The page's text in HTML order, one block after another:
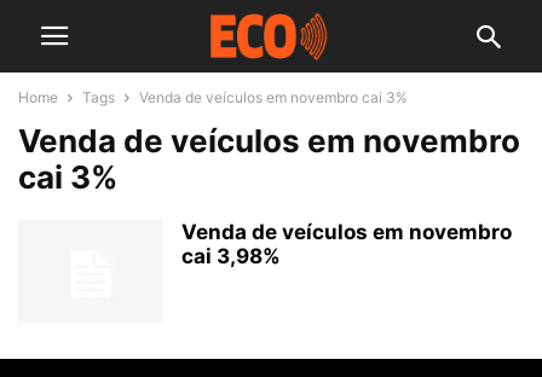
Home Tags Venda de veículos em novembro cai 3%
Venda de veículos em novembro
cai 3%
Venda de veículos em novembro
cai 3,98%